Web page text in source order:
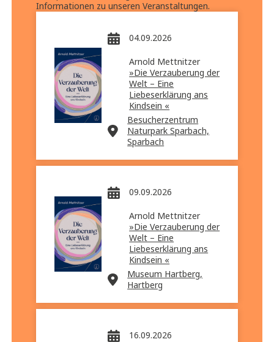
Informationen zu unseren Veranstaltungen.
04.09.2026
Arnold Mettnitzer
»Die Verzauberung der
Welt – Eine
Liebeserklärung ans
Kindsein «
Besucherzentrum
Naturpark Sparbach,
Sparbach
09.09.2026
Arnold Mettnitzer
»Die Verzauberung der
Welt – Eine
Liebeserklärung ans
Kindsein «
Museum Hartberg,
Hartberg
16.09.2026